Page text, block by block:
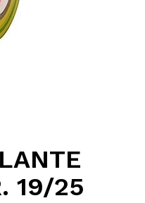
19/25